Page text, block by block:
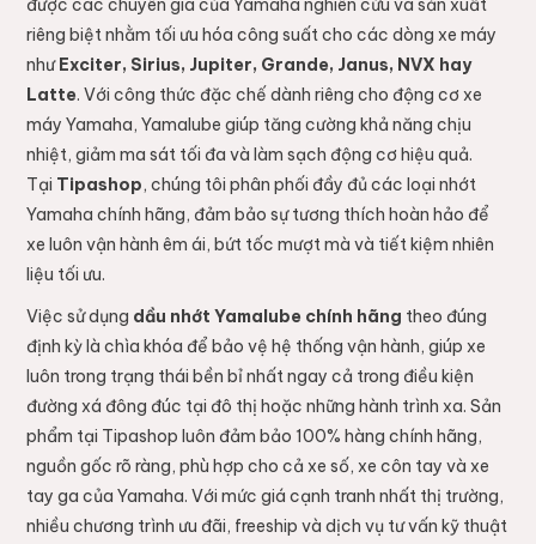
được các chuyên gia của Yamaha nghiên cứu và sản xuất
riêng biệt nhằm tối ưu hóa công suất cho các dòng xe máy
nhưExciter, Sirius, Jupiter, Grande, Janus, NVX hay
Latte. Với công thức đặc chế dành riêng cho động cơ xe
máy Yamaha, Yamalube giúp tăng cường khả năng chịu
nhiệt, giảm ma sát tối đa và làm sạch động cơ hiệu quả.
Tại Tipashop, chúng tôi phân phối đầy đủ các loại nhớt
Yamaha chính hãng, đảm bảo sự tương thích hoàn hảo để
xe luôn vận hành êm ái, bứt tốc mượt mà và tiết kiệm nhiên
liệu tối ưu.
Việc sử dụng dầu nhớt Yamalube chính hãng theo đúng
định kỳ là chìa khóa để bảo vệ hệ thống vận hành, giúp xe
luôn trong trạng thái bền bỉ nhất ngay cả trong điều kiện
đường xá đông đúc tại đô thị hoặc những hành trình xa. Sản
phẩm tại Tipashop luôn đảm bảo 100% hàng chính hãng,
nguồn gốc rõ ràng, phù hợp cho cả xe số, xe côn tay và xe
tay ga của Yamaha. Với mức giá cạnh tranh nhất thị trường,
nhiều chương trình ưu đãi, freeship và dịch vụ tư vấn kỹ thuật